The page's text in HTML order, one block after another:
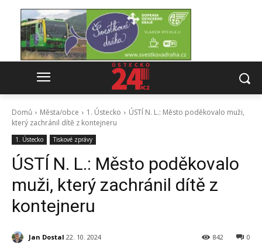
Domů Města/obce 1. Ústecko
ÚSTÍ N. L.: Město poděkovalo muži,
který zachránil dítě z kontejneru
1. Ústecko Tiskové zprávy
ÚSTÍ N. L.: Město poděkovalo
muži, který zachránil dítě z
kontejneru
Jan Dostal 22. 10. 2024 0
842